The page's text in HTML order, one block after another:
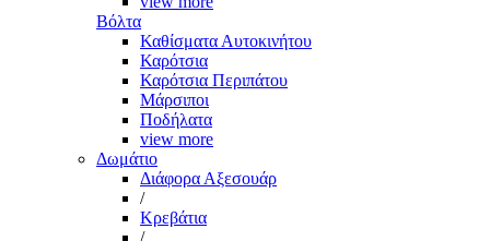
Βόλτα
Καθίσματα Αυτοκινήτου
Καρότσια
Καρότσια Περιπάτου
Μάρσιποι
Ποδήλατα
view more
Δωμάτιο
Διάφορα Αξεσουάρ
/
Κρεβάτια
/